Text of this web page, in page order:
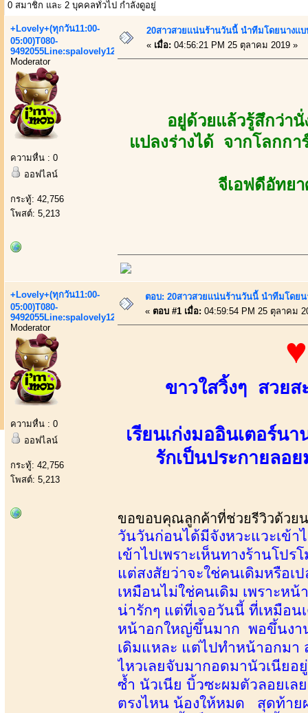
0 สมาชิก และ 2 บุคคลทั่วไป กำลังดูอยู่
+Lovely+(ทุกวัน11:00-
05:00)T080-
9492055Line:spalovely123
Moderator
ความหื่น : 0
ออฟไลน์
กระทู้: 42,756
โพสต์: 5,213
20สาวสวยเเน่นร้านวันนี้ นำทีมโดยนางเ
« เมื่อ: 04:56:21 PM 25 ตุลาคม 2019 »
อยู่ด้วยแล้วรู้สึกว่า
แปลงร่างได้ จากโลกก
จีเอฟดีอัทย
+Lovely+(ทุกวัน11:00-
05:00)T080-
9492055Line:spalovely123
Moderator
ความหื่น : 0
ออฟไลน์
กระทู้: 42,756
โพสต์: 5,213
ตอบ: 20สาวสวยเเน่นร้านวันนี้ นำทีมโดย
« ตอบ #1 เมื่อ: 04:59:54 PM 25 ตุลาคม
ขาวใสวิ้งๆ สวย
เรียนเก่งมออินเตอร์น
รักเป็นประกายล
ขอขอบคุณลูกค้าที่ช่วยรีวิวด้วย
วันวันก่อนได้มีจังหวะแวะเข้า
เข้าไปเพราะเห็นทางร้านโ
แต่สงสัยว่าจะใช่คนเดิมหรือเ
เหมือนไม่ใช่คนเดิม เพราะห
น่ารักๆ แต่ที่เจอวันนี้ ที่เหมือ
หน้าอกใหญ่ขึ้นมาก พอขึ้นงา
เดิมแหละ แต่ไปทำหน้าอกมา
ไหวเลยจับมากอดมานัวเนียอ
ซ้ำ นัวเนีย บิ้วซะผมตัวลอยเล
ตรงไหน น้องให้หมด สุดท้าย